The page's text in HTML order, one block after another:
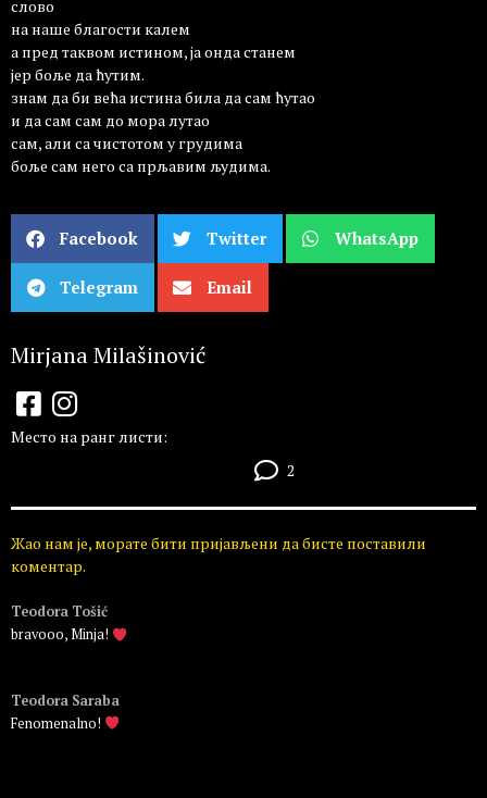
слово
на наше благости калем
а пред таквом истином, ја онда станем
јер боље да ћутим.
знам да би већа истина била да сам ћутао
и да сам сам до мора лутао
сам, али са чистотом у грудима
боље сам него са прљавим људима.
Facebook Twitter WhatsApp
Telegram Email
Mirjana Milašinović
Место на ранг листи:
2
Жао нам је, морате бити пријављени да бисте поставили
коментар.
Teodora Tošić
bravooo, Minja!
Teodora Saraba
Fenomenalno!